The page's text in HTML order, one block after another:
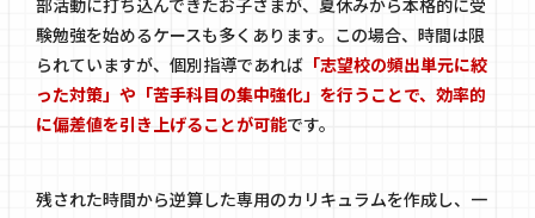
部活動に打ち込んできたお子さまが、夏休みから本格的に受
験勉強を始めるケースも多くあります。この場合、時間は限
られていますが、個別指導であれば 「志望校の頻出単元に絞
った対策」や「苦手科目の集中強化」を行うことで、効率的
に偏差値を引き上げることが可能です。
残された時間から逆算した専用のカリキュラムを作成し、一